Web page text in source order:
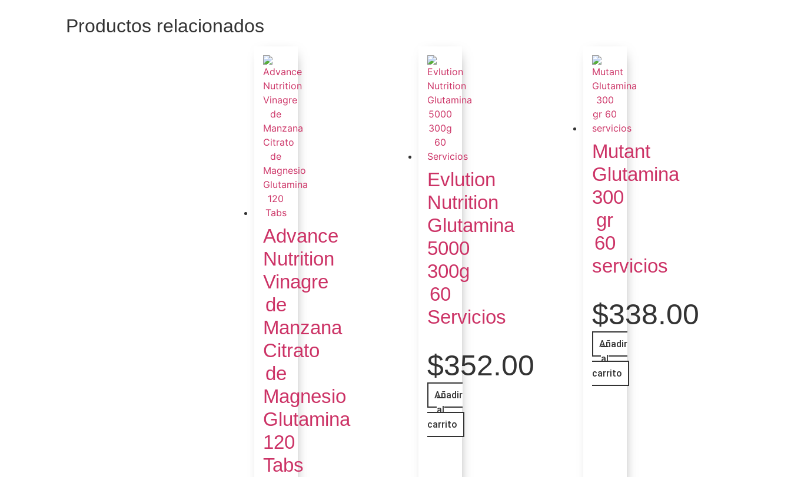
Productos relacionados
Advance
Nutrition
Vinagre
de
Manzana
Citrato
de
Magnesio
Glutamina
120
Tabs
Evlution
Nutrition
Glutamina
5000
300g
60
Servicios
$352.00
Añadir
al
carrito
Mutant
Glutamina
300
gr
60
servicios
$338.00
Añadir
al
carrito